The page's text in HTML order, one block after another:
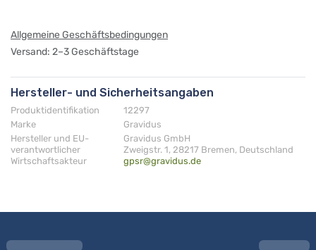
Allgemeine Geschäftsbedingungen
Versand: 2–3 Geschäftstage
Hersteller- und Sicherheitsangaben
Produktidentifikation
12297
Marke
Gravidus
Hersteller und EU-
verantwortlicher
Wirtschaftsakteur
Gravidus GmbH
Zweigstr. 1, 28217 Bremen, Deutschland
gpsr@gravidus.de